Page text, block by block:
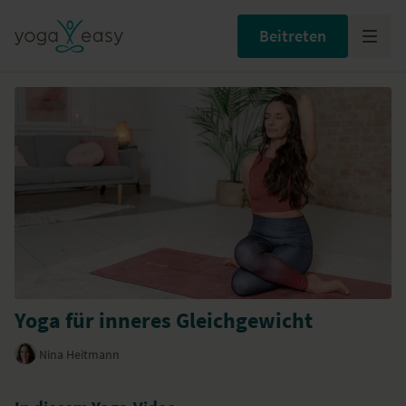
Beitreten
Yoga für inneres Gleichgewicht
Nina Heitmann